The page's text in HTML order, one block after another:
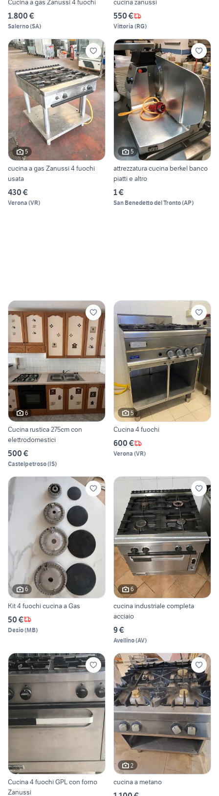
Cucina a gas Zanussi 4 fuochi
1.800 €
Salerno(SA)
cucina zanussi
550 €
Vittoria (RG)
5
cucina a gas Zanussi 4 fuochi
usata
430 €
Verona (VR)
5
attrezzatura cucina berkel banco
piatti e altro
1 €
San Benedetto del Tronto(AP)
6
Cucina rustica 275cm con
elettrodomestici
500 €
Castelpetroso(IS)
5
Cucina 4 fuochi
600 €
Verona (VR)
6
Kit 4 fuochi cucina a Gas
50 €
Desio(MB)
6
cucina industriale completa
acciaio
9 €
Avellino(AV)
Cucina 4 fuochi GPL con forno
Zanussi
2
cucina a metano